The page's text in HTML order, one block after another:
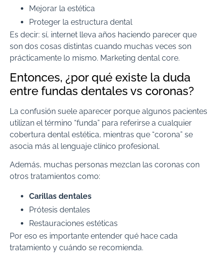
Mejorar la estética
Proteger la estructura dental
Es decir: sí, internet lleva años haciendo parecer que
son dos cosas distintas cuando muchas veces son
prácticamente lo mismo. Marketing dental core.
Entonces, ¿por qué existe la duda
entre fundas dentales vs coronas?
La confusión suele aparecer porque algunos pacientes
utilizan el término “funda” para referirse a cualquier
cobertura dental estética, mientras que “corona” se
asocia más al lenguaje clínico profesional.
Además, muchas personas mezclan las coronas con
otros tratamientos como:
Carillas dentales
Prótesis dentales
Restauraciones estéticas
Por eso es importante entender qué hace cada
tratamiento y cuándo se recomienda.